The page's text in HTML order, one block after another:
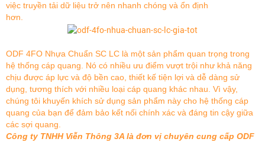
việc truyền tải dữ liệu trở nên nhanh chóng và ổn định
hơn.
ODF 4FO Nhựa Chuẩn SC LC là một sản phẩm quan trọng trong
hệ thống cáp quang. Nó có nhiều ưu điểm vượt trội như khả năng
chịu được áp lực và độ bền cao, thiết kế tiện lợi và dễ dàng sử
dụng, tương thích với nhiều loại cáp quang khác nhau. Vì vậy,
chúng tôi khuyến khích sử dụng sản phẩm này cho hệ thống cáp
quang của bạn để đảm bảo kết nối chính xác và đáng tin cậy giữa
các sợi quang.
Công ty TNHH Viễn Thông 3A là đơn vị chuyên cung cấp ODF